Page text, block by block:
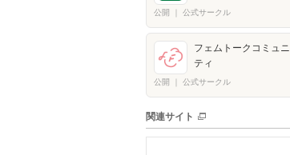
公開 公式サークル
フェムトークコミュニ
ティ
公開 公式サークル
関連サイト